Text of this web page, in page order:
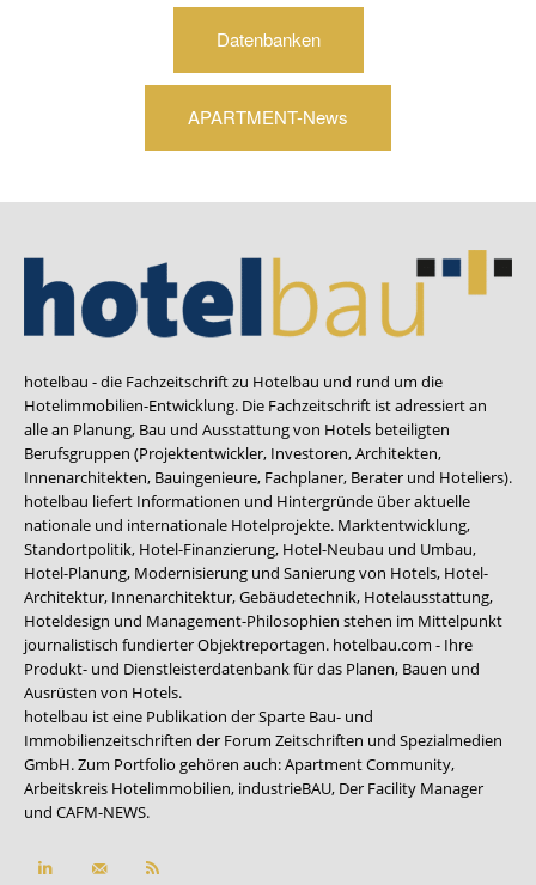
Datenbanken
APARTMENT-News
hotelbau - die Fachzeitschrift zu Hotelbau und rund um die
Hotelimmobilien-Entwicklung. Die Fachzeitschrift ist adressiert an
alle an Planung, Bau und Ausstattung von Hotels beteiligten
Berufsgruppen (Projektentwickler, Investoren, Architekten,
Innenarchitekten, Bauingenieure, Fachplaner, Berater und Hoteliers).
hotelbau liefert Informationen und Hintergründe über aktuelle
nationale und internationale Hotelprojekte. Marktentwicklung,
Standortpolitik, Hotel-Finanzierung, Hotel-Neubau und Umbau,
Hotel-Planung, Modernisierung und Sanierung von Hotels, Hotel-
Architektur, Innenarchitektur, Gebäudetechnik, Hotelausstattung,
Hoteldesign und Management-Philosophien stehen im Mittelpunkt
journalistisch fundierter Objektreportagen. hotelbau.com - Ihre
Produkt- und Dienstleisterdatenbank für das Planen, Bauen und
Ausrüsten von Hotels.
hotelbau ist eine Publikation der Sparte Bau- und
Immobilienzeitschriften der Forum Zeitschriften und Spezialmedien
GmbH. Zum Portfolio gehören auch:Apartment Community,
Arbeitskreis Hotelimmobilien, industrieBAU, Der Facility Manager
und CAFM-NEWS.